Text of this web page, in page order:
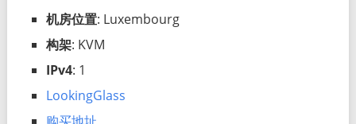
机房位置: Luxembourg
构架: KVM
IPv4: 1
LookingGlass